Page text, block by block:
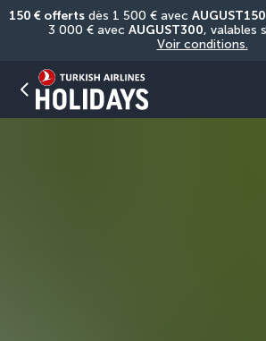
150 € offerts dès 1 500 € avec AUGUST150
3 000 € avec AUGUST300
Voir conditions.